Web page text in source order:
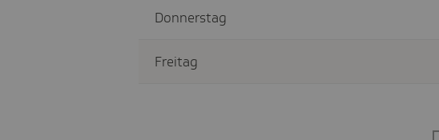
Donnerstag
Freitag